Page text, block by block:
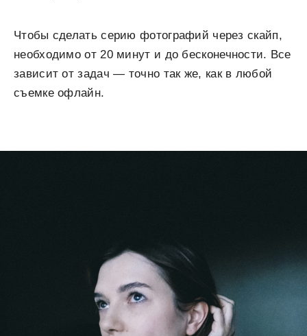
Чтобы сделать серию фотографий через скайп,
необходимо от 20 минут и до бесконечности. Все
зависит от задач — точно так же, как в любой
съемке офлайн.